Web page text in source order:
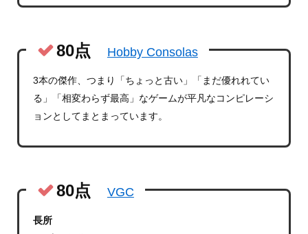
80点 Hobby Consolas
3本の傑作、つまり「ちょっと古い」「まだ優れれてい
る」「相変わらず最高」なゲームが平凡なコンピレーシ
ョンとしてまとまっています。
80点 VGC
長所